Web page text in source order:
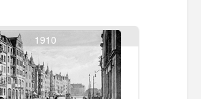
1910